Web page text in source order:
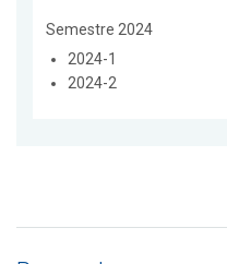
Semestre 2024
2024-1
2024-2